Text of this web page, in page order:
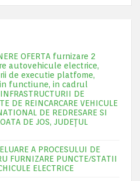
OFERTA furnizare 2
autovehicule electrice,
de executie platfome,
functiune, in cadrul
DE
DE REINCARCARE VEHICULE
DE REDRESARE SI
DE JOS, JUDEŢUL
A PROCESULUI DE
FURNIZARE PUNCTE/STATII
ELECTRICE